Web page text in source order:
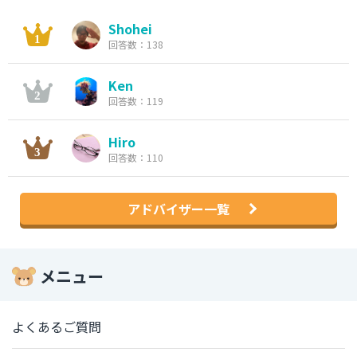
Shohei
回答数：138
Ken
回答数：119
Hiro
回答数：110
アドバイザー一覧
メニュー
よくあるご質問